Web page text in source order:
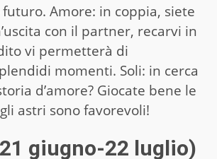
Amore: in coppia, siete
con il partner, recarvi in
vi permetterà di
momenti. Soli: in cerca
d’amore? Giocate bene le
astri sono favorevoli!
giugno-22 luglio)